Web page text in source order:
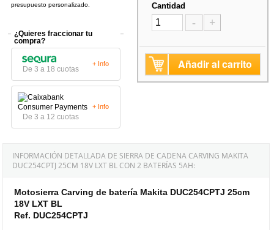
presupuesto personalizado.
¿Quieres fraccionar tu
compra?
De 3 a 18 cuotas
+ Info
De 3 a 12 cuotas
+ Info
Cantidad
- +
Añadir al carrito
INFORMACIÓN DETALLADA DE SIERRA DE CADENA CARVING MAKITA
DUC254CPTJ 25CM 18V LXT BL CON 2 BATERÍAS 5AH:
Motosierra Carving de batería Makita DUC254CPTJ 25cm
18V LXT BL
Ref. DUC254CPTJ